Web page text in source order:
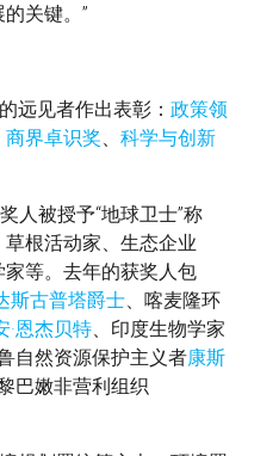
关键。”
远见者作出表彰： 政策领
商界卓识奖、 科学与创新
人被授予“地球卫士”称
根活动家、生态企业
等。去年的获奖人包
斯古普塔爵士、喀麦隆环
·恩杰贝特、印度生物学家
自然资源保护主义者康斯
巴嫩非营利组织